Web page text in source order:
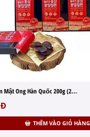
Mật Ong Hàn Quốc 200g (2...
THÊM VÀO GIỎ HÀNG